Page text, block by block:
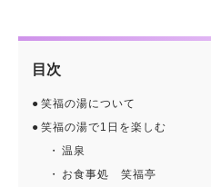
目次
笑福の湯について
笑福の湯で1日を楽しむ
温泉
お食事処 笑福亭